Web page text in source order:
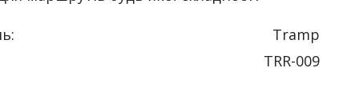
Tramp
TRR-009